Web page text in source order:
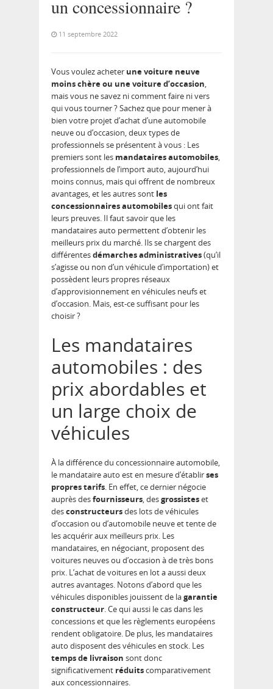
un concessionnaire ?
11 septembre 2022
Vous voulez acheter une voiture neuve
moins chère ou une voiture d’occasion,
mais vous ne savez ni comment faire ni vers
qui vous tourner ? Sachez que pour mener à
bien votre projet d’achat d’une automobile
neuve ou d’occasion, deux types de
professionnels se présentent à vous : Les
premiers sont les mandataires automobiles,
professionnels de l’import auto, aujourd’hui
moins connus, mais qui offrent de nombreux
avantages, et les autres sont les
concessionnaires automobilesqui ont fait
leurs preuves. Il faut savoir que les
mandataires auto permettent d’obtenir les
meilleurs prix du marché. Ils se chargent des
différentesdémarches administratives(qu’il
s’agisse ou non d’un véhicule d’importation) et
possèdent leurs propres réseaux
d’approvisionnement en véhicules neufs et
d’occasion. Mais, est-ce suffisant pour les
choisir ?
Les mandataires
automobiles : des
prix abordables et
un large choix de
véhicules
À la différence du concessionnaire automobile,
le mandataire auto est en mesure d’établirses
propres tarifs. En effet, ce dernier négocie
auprès desfournisseurs, desgrossisteset
desconstructeursdes lots de véhicules
d’occasion ou d’automobile neuve et tente de
les acquérir aux meilleurs prix. Les
mandataires, en négociant, proposent des
voitures neuves ou d’occasion à de très bons
prix. L’achat de voitures en lot a aussi deux
autres avantages. Notons d’abord que les
véhicules disponibles jouissent de lagarantie
constructeur. Ce qui aussi le cas dans les
concessions et que les règlements européens
rendent obligatoire. De plus, les mandataires
auto disposent des véhicules en stock. Les
temps de livraison sont donc
significativement réduitscomparativement
aux concessionnaires.